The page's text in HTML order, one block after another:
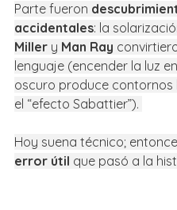
Parte fueron
accidentales: la
Miller y Man Ray
lenguaje (encender la luz
oscuro produce contornos
el “efecto Sabattier”).
Hoy suena técnico;
error útil que pasó a la